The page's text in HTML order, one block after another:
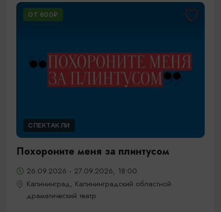
ОТ 600₽
СПЕКТАКЛИ
Похороните меня за плинтусом
26.09.2026 - 27.09.2026, 18:00
Калининград, Калининградский областной
драматический театр